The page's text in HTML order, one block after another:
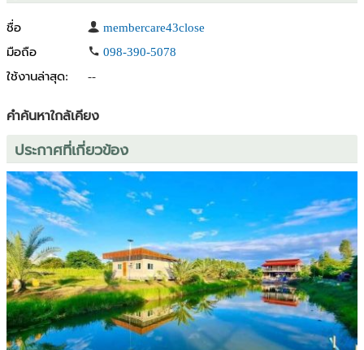
ชื่อ
membercare43close
มือถือ
098-390-5078
ใช้งานล่าสุด:
--
คำค้นหาใกล้เคียง
ประกาศที่เกี่ยวข้อง